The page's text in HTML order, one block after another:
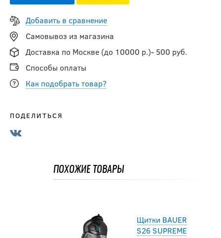
Добавить в сравнение
Самовывоз из магазина
Доставка по Москве (до 10000 р.)- 500 руб.
Способы оплаты
Как подобрать товар?
ПОДЕЛИТЬСЯ
ПОХОЖИЕ ТОВАРЫ
JETSPEED FT8
20 990
Щитки BAUER
S26 SUPREME